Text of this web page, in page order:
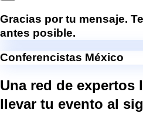
Gracias por tu mensaje.
antes posible.
Conferencistas México
Una red de expertos
llevar tu evento al